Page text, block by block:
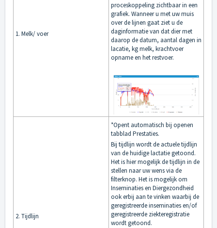
1. Melk/ voer
proceskoppeling zichtbaar in een
grafiek. Wanneer u met uw muis
over de lijnen gaat ziet u de
daginformatie van dat dier met
daarop de datum, aantal dagen in
lacatie, kg melk, krachtvoer
opname en het restvoer.
2. Tijdlijn
*Opent automatisch bij openen
tabblad Prestaties.
Bij tijdlijn wordt de actuele tijdlijn
van de huidige lactatie getoond.
Het is hier mogelijk de tijdlijn in de
stellen naar uw wens via de
filterknop. Het is mogelijk om
Inseminaties en Diergezondheid
ook erbij aan te vinken waarbij de
geregistreerde inseminaties en/of
geregistreerde ziekteregistratie
wordt getoond.